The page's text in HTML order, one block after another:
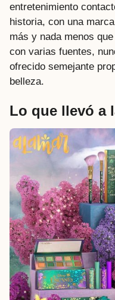
entretenimiento
historia, con una
más y nada menos
con varias fuentes,
ofrecido semejante
belleza.
Lo que llevó a